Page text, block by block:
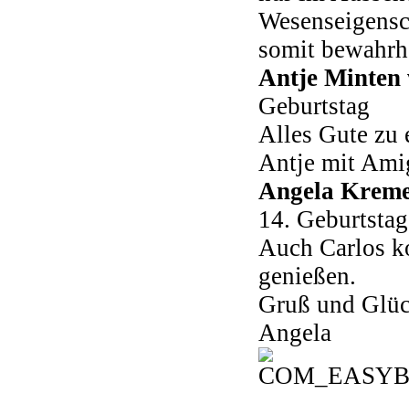
somit
Antje Minten
Geburtstag
Alles Gute zu
Antje mit
Angela
14. Geburtstag
Auch Carlos
genießen.
Gruß und
Angela